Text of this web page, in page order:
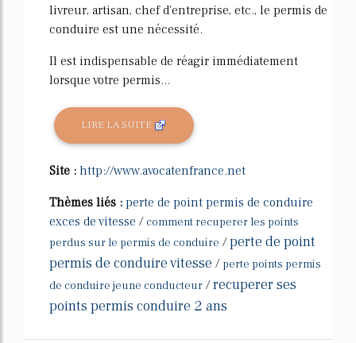
livreur, artisan, chef d'entreprise, etc., le permis de
conduire est une nécessité.
Il est indispensable de réagir immédiatement
lorsque votre permis...
LIRE LA SUITE
Site : http://www.avocatenfrance.net
Thèmes liés : perte de point permis de conduire
exces de vitesse / comment recuperer les points
perdus sur le permis de conduire /perte de point
permis de conduire vitesse / perte points permis
de conduire jeune conducteur /recuperer ses
points permis conduire 2 ans